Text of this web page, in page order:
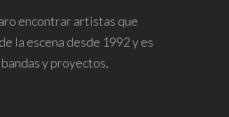
encontrar artistas que
la escena desde 1992 y es
y proyectos,